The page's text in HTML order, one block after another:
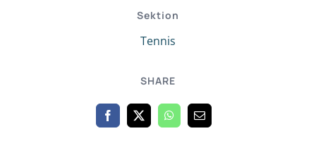
Sektion
Tennis
SHARE